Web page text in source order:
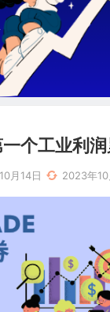
个工业利
月14日 2023年10